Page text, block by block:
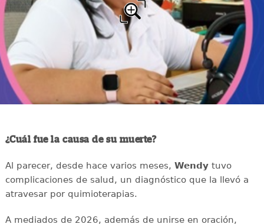
¿Cuál fue la causa de su muerte?
Al parecer, desde hace varios meses, Wendytuvo
complicaciones de salud, un diagnóstico que la llevó a
atravesar por quimioterapias.
A mediados de 2026, además de unirse en oración,